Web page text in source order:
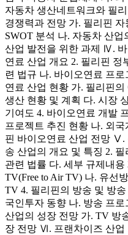
자동차 생산네트워크와 필
경쟁력과 전망 가. 필리핀
SWOT 분석 나. 자동차 산
산업 발전을 위한 과제 Ⅳ.
연료 산업 개요 2. 필리핀 정
련 법규 나. 바이오연료 프
연료 산업 현황 가. 필리핀
생산 현황 및 계획 다. 시장
기여도 4. 바이오연료 개발
프로젝트 추진 현황 나. 외
핀 바이오연료 산업 전망 Ⅴ.
송 산업의 개요 및 특징 2.
관련 법률 다. 세부 규제내
TV(Free to Air TV) 나. 유선
TV 4. 필리핀의 방송 및 방
국인투자 동향 나. 방송 프
산업의 성장 전망 가. TV 방
장 전망 Ⅵ. 프랜차이즈 산업